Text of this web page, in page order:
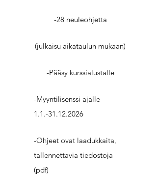
-28 neuleohjetta
(julkaisu aikataulun mukaan)
-Pääsy kurssialustalle
-Myyntilisenssi ajalle
1.1.-31.12.2026
-Ohjeet ovat laadukkaita,
tallennettavia tiedostoja
(pdf)